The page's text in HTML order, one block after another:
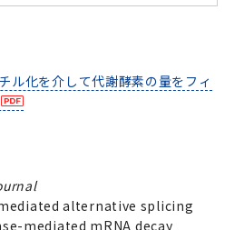
い
歯科大」
歯科大学
て
中期計画等について【6
期計画等について
価等について【第1期～
価等について【第1期～
プ
究交流」に関する協定書
共通)
て
ト）
取得推進宣言
ラスメント
告）
更点
プ
料
・徴収猶予について
ログラム
の公表
プログラム：JDP）
シー
スコアレポート）の返
入試説明会
to Science Tokyo
Program for the 2026
Students
to Science Tokyo
度）TMDUトップレベル
エキスパート人材育成プ
BOOST生）の募
for the Clinician
Support Program
ス）
バス）
等履修生について
料
料トップ
料
徴収猶予について
徴収猶予について
徴収猶予について
プ
ップ
科術学専攻】
健衛生学専攻】
学専攻
科トップ
学専攻
覧
学専攻トップ
学専攻 グローバルヘル
コース
ム(外部サイト)
ノベーション推進機構
いて
事務部)
ル化を介して代謝酵素の量をフィ
alternative splicing
mediated mRNA decay